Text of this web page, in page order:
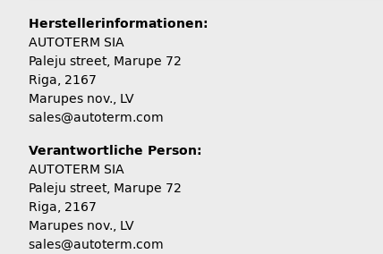
Herstellerinformationen:
AUTOTERM SIA
Paleju street, Marupe 72
Riga, 2167
Marupes nov., LV
sales@autoterm.com
Verantwortliche Person:
AUTOTERM SIA
Paleju street, Marupe 72
Riga, 2167
Marupes nov., LV
sales@autoterm.com